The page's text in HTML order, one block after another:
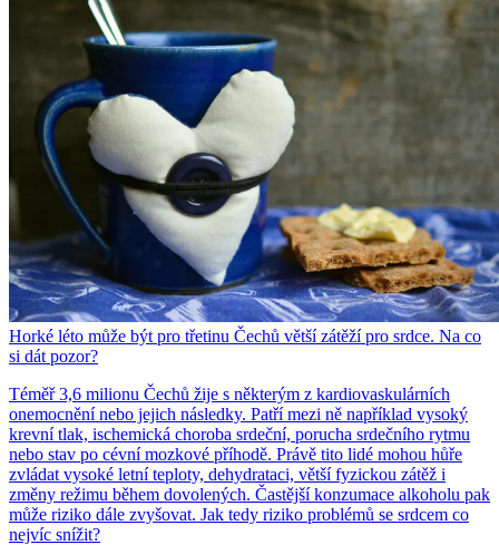
Horké léto může být pro třetinu Čechů větší zátěží pro srdce. Na co
si dát pozor?
Téměř 3,6 milionu Čechů žije s některým z kardiovaskulárních
onemocnění nebo jejich následky. Patří mezi ně například vysoký
krevní tlak, ischemická choroba srdeční, porucha srdečního rytmu
nebo stav po cévní mozkové příhodě. Právě tito lidé mohou hůře
zvládat vysoké letní teploty, dehydrataci, větší fyzickou zátěž i
změny režimu během dovolených. Častější konzumace alkoholu pak
může riziko dále zvyšovat. Jak tedy riziko problémů se srdcem co
nejvíc snížit?